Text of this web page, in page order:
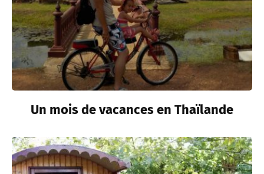
Un mois de vacances en Thaïlande